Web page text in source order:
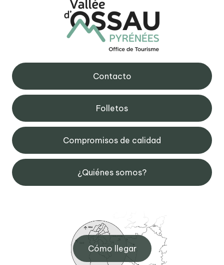
Contacto
Folletos
Compromisos de calidad
¿Quiénes somos?
Cómo llegar